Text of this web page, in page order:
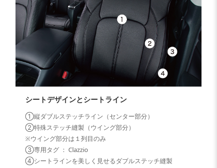
シートデザインとシートライン
①縦ダブルステッチライン（センター部分）
②特殊ステッチ縫製（ウイング部分）
※ウイング部分は１列目のみ
③専用タグ ： Clazzio
④シートラインを美しく見せるダブルステッチ縫製